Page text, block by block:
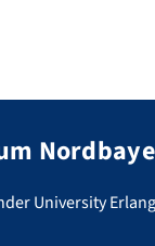
University